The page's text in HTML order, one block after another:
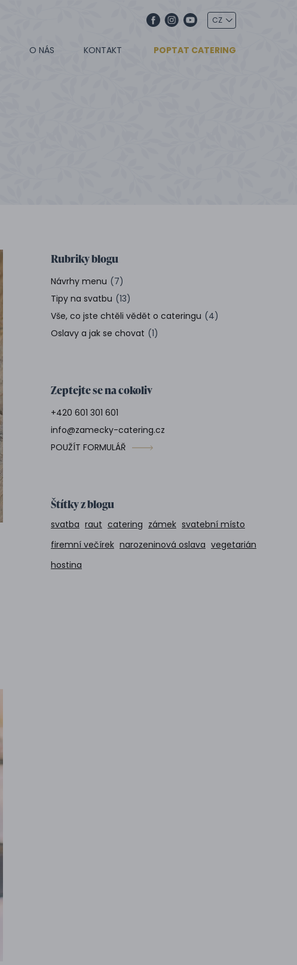
POPTAT CATERING
O NÁS KONTAKT
Rubriky blogu
Návrhy menu (7)
Tipy na svatbu (13)
Vše, co jste chtěli vědět o cateringu (4)
Oslavy a jak se chovat (1)
Zeptejte se na cokoliv
+420 601 301 601
info@zamecky-catering.cz
POUŽÍT FORMULÁŘ
Štítky z blogu
svatba raut catering zámek svatební místo
firemní večírek narozeninová oslava vegetarián
hostina